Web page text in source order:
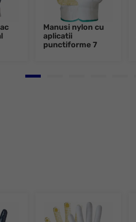
Manusi nylon cu
aplicatii
punctiforme 7
Go to slide 1